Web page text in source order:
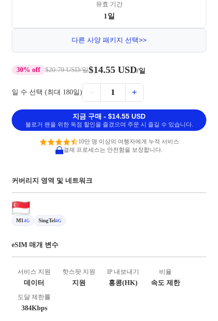
유효 기간
1일
다른 사양 패키지 선택>>
30% off $20.79 USD/일$14.55 USD/일
일 수 선택 (최대 180일) − 1 +
지금 구매 - $14.55 USD
블로거 팬을 위한 독점 할인을 즐겼으며 주문 시 즐길 수 있습니다.
10만 명 이상의 여행자에게 누적 서비스
결제 프로세스는 안전함을 보장합니다.
커버리지 영역 및 네트워크
M1 4G SingTel4G
eSIM 매개 변수
서비스 지원
데이터
핫스팟 지원
지원
IP 내보내기
홍콩(HK)
비율
속도 제한
도달 제한률
384Kbps